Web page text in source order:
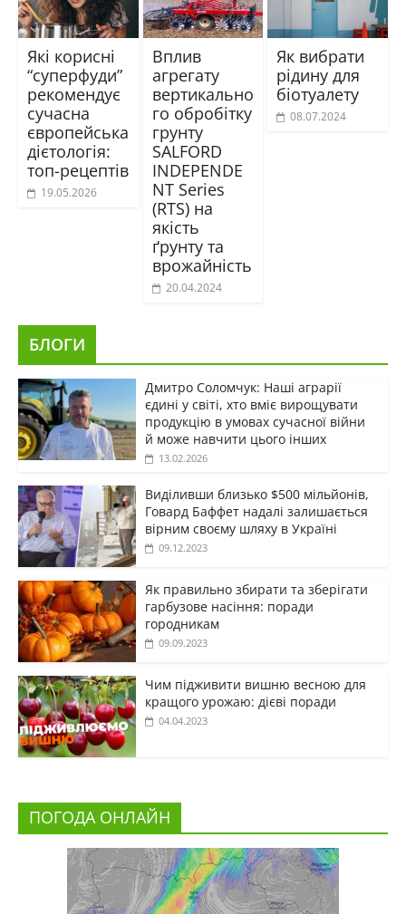
Які корисні
“суперфуди”
рекомендує
сучасна
європейська
дієтологія:
топ-рецептів
19.05.2026
Вплив
агрегату
вертикально
го обробітку
грунту
SALFORD
INDEPENDE
NT Series
(RTS) на
якість
ґрунту та
врожайність
20.04.2024
Як вибрати
рідину для
біотуалету
08.07.2024
БЛОГИ
Дмитро Соломчук: Наші аграрії
єдині у світі, хто вміє вирощувати
продукцію в умовах сучасної війни
й може навчити цього інших
13.02.2026
Виділивши близько $500 мільйонів,
Говард Баффет надалі залишається
вірним своєму шляху в Україні
09.12.2023
Як правильно збирати та зберігати
гарбузове насіння: поради
городникам
09.09.2023
Чим підживити вишню весною для
кращого урожаю: дієві поради
04.04.2023
ПОГОДА ОНЛАЙН